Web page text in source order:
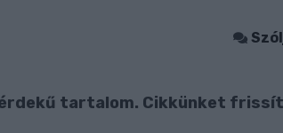
tartalom. Cikkünket